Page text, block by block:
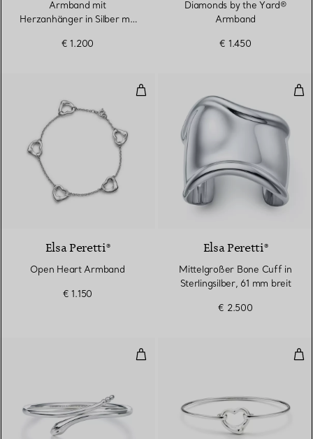
Armband mit
Herzanhänger in Silber mit
€ 1.200
Diamonds by the Yard®
Armband
€ 1.450
Open Heart Armband
Elsa Peretti®
Open Heart Armband
€ 1.150
Elsa Peretti®
Mittelgroßer Bone Cuff in
Sterlingsilber, 61 mm breit
€ 2.500
Schlangen-Armreif